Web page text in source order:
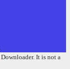
Downloader. It is not a